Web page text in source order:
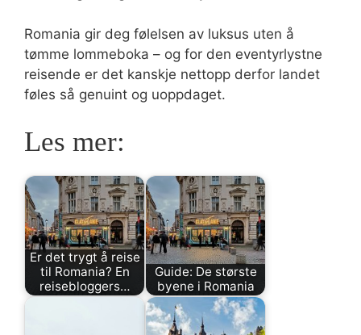
Romania gir deg følelsen av luksus uten å
tømme lommeboka – og for den eventyrlystne
reisende er det kanskje nettopp derfor landet
føles så genuint og uoppdaget.
Les mer:
Er det trygt å reise
til Romania? En
reisebloggers…
Guide: De største
byene i Romania